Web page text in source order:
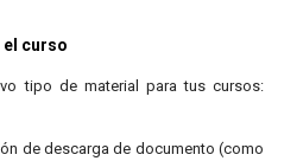
el curso
tipo de material para tus cursos:
de descarga de documento (como